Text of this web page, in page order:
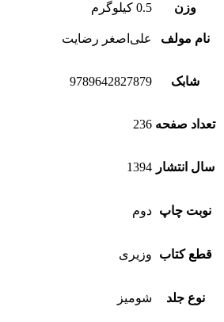
وزن
0.5 کیلوگرم
نام مولف علی‌اصغر رضایت
شابک 9789642827879
تعداد صفحه 236
سال انتشار 1394
نوبت چاپ دوم
قطع کتاب وزیری
نوع جلد شومیز